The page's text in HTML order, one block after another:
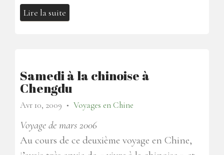
Lire la suite
Samedi à la chinoise à
Chengdu
Avr 10, 2009 ● Voyages en Chine
Voyage de mars 2006
Au cours de ce deuxième voyage en Chine,